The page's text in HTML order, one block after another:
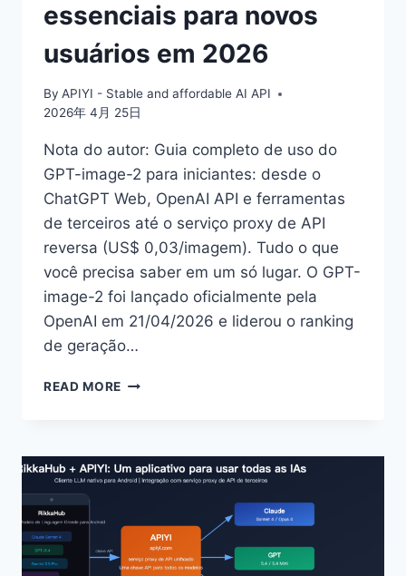
essenciais para novos
usuários em 2026
By APIYI - Stable and affordable AI API
2026年 4月 25日
Nota do autor: Guia completo de uso do
GPT-image-2 para iniciantes: desde o
ChatGPT Web, OpenAI API e ferramentas
de terceiros até o serviço proxy de API
reversa (US$ 0,03/imagem). Tudo o que
você precisa saber em um só lugar. O GPT-
image-2 foi lançado oficialmente pela
OpenAI em 21/04/2026 e liderou o ranking
de geração…
READ MORE COMO
IMAGE-
2?
COM
4